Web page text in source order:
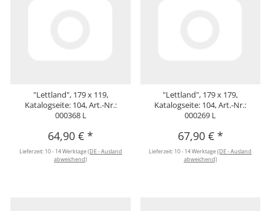
"Lettland", 179 x 119,
Katalogseite: 104, Art.-Nr.:
000368 L
64,90 €*
Lieferzeit: 10 - 14 Werktage(DE - Ausland
abweichend)
"Lettland", 179 x 179,
Katalogseite: 104, Art.-Nr.:
000269 L
67,90 € *
Lieferzeit: 10 - 14 Werktage(DE - Ausland
abweichend)